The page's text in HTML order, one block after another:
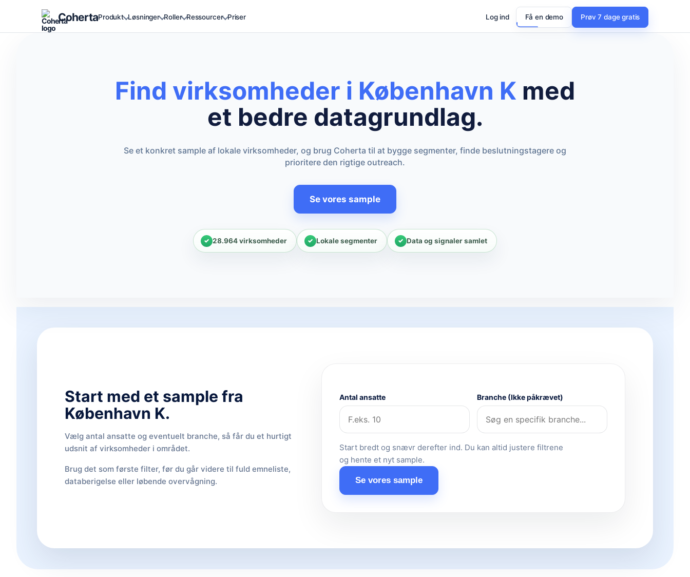
CohertaProdukt Løsninger Roller Ressourcer Priser Log ind Få en demo Prøv 7 dage gratis
Find virksomheder i København K med
et bedre datagrundlag.
Se et konkret sample af lokale virksomheder, og brug Coherta til at bygge segmenter, finde beslutningstagere og
prioritere den rigtige outreach.
Se vores sample
28.964 virksomheder Lokale segmenter Data og signaler samlet
Start med et sample fra
København K.
Vælg antal ansatte og eventuelt branche, så får du et hurtigt
udsnit af virksomheder i området.
Brug det som første filter, før du går videre til fuld emneliste,
databerigelse eller løbende overvågning.
Antal ansatte Branche (Ikke påkrævet)
Start bredt og snævr derefter ind. Du kan altid justere filtrene
og hente et nyt sample.
Se vores sample